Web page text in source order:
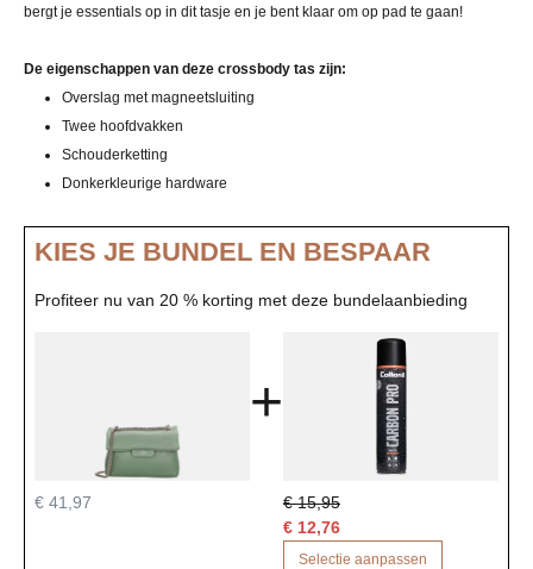
bergt je essentials op in dit tasje en je bent klaar om op pad te gaan!
De eigenschappen van deze crossbody tas zijn:
Overslag met magneetsluiting
Twee hoofdvakken
Schouderketting
Donkerkleurige hardware
KIES JE BUNDEL EN BESPAAR
Profiteer nu van 20 % korting met deze bundelaanbieding
€ 41,97
+
€ 15,95
€ 12,76
Selectie aanpassen